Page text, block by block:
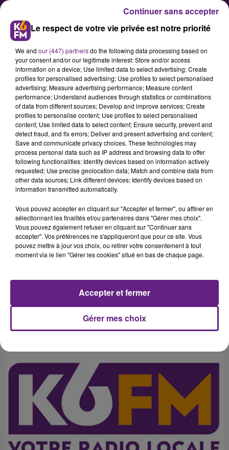
Soutien aux entreprises :
lancement de la plateforme
régionale de financement
François Patriat, président du
conseil régional de Bourgogne, a
lancé lundi 17 novembre 2014, la
des financements des entreprises,
en présence d'Eric Delzant, préfet
de la région Bourgogne, de Mathieu
Defresne, directeur régional
représentants des autres
Publié : 18 novembre 2014 à 11h37 par 45
Le respect de votre vie privée est notre priorité
We and our (447) partnersdo the following data processing based on
your consent and/or our legitimate interest: Store and/or access
information on a device; Use limited data to select advertising; Create
profiles for personalised advertising; Use profiles to select personalised
advertising; Measure advertising performance; Measure content
performance; Understand audiences through statistics or combinations
of data from different sources; Develop and improve services; Create
profiles to personalise content; Use profiles to select personalised
content; Use limited data to select content; Ensure security, prevent and
detect fraud, and fix errors; Deliver and present advertising and content;
Save and communicate privacy choices. These technologies may
process personal data such as IP address and browsing data to offer
following functionalities: Identify devices based on information actively
requested; Use precise geolocation data; Match and combine data from
other data sources; Link different devices; Identify devices based on
information transmitted automatically.
Vous pouvez accepter en cliquant sur "Accepter et fermer", ou affiner en
sélectionnant les finalités et/ou partenaires dans "Gérer mes choix".
Vous pouvez également refuser en cliquant sur "Continuer sans
accepter". Vos préférences ne s'appliqueront que pour ce site. Vous
pouvez mettre à jour vos choix, ou retirer votre consentement à tout
moment via le lien "Gérer les cookies" situé en bas de chaque page.
Gérer mes choix
Accepter et fermer
Continuer sans accepter